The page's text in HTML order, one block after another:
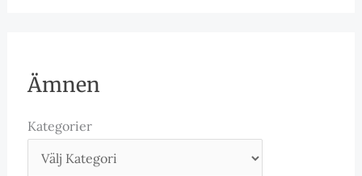
Ämnen
Kategorier